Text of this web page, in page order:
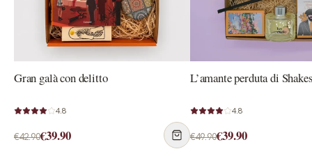
Gran galà con delitto
4.8
€42.90€39.90
L’amante perduta di
4.8
€49.90€39.90